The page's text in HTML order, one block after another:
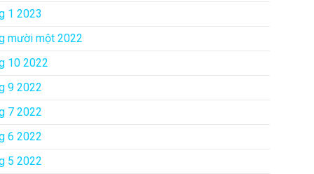
1 2023
mười một 2022
10 2022
9 2022
7 2022
6 2022
5 2022